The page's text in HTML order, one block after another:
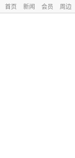
首页 新闻 会员 周边